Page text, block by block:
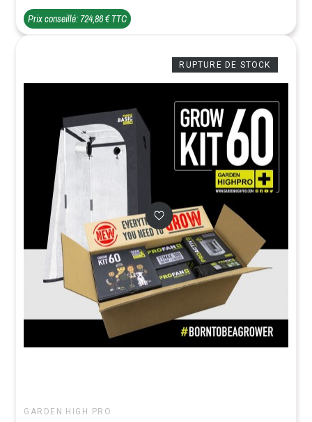
Prix conseillé: 724,86 € TTC
RUPTURE DE STOCK
GARDEN HIGH PRO